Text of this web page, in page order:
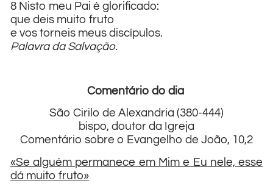
8 Nisto meu Pai é glorificado:
que deis muito fruto
e vos torneis meus discípulos.
Palavra da Salvação.
Comentário do dia
São Cirilo de Alexandria (380-444)
bispo, doutor da Igreja
Comentário sobre o Evangelho de João, 10,2
«Se alguém permanece em Mim e Eu nele, esse
dá muito fruto»